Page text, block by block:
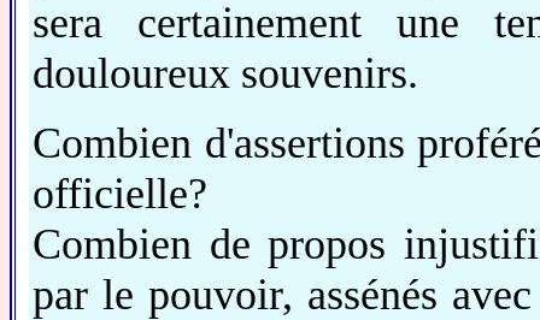
sera certainement une
douloureux souvenirs.
Combien d'assertions
officielle?
Combien de propos
par le pouvoir, assénés